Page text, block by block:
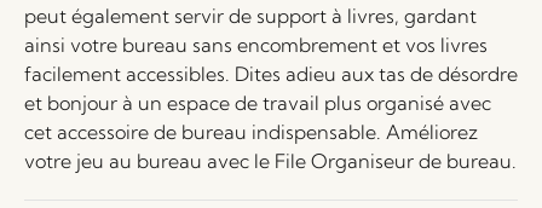
peut également servir de support à livres, gardant
ainsi votre bureau sans encombrement et vos livres
facilement accessibles. Dites adieu aux tas de désordre
et bonjour à un espace de travail plus organisé avec
cet accessoire de bureau indispensable. Améliorez
votre jeu au bureau avec le File Organiseur de bureau.